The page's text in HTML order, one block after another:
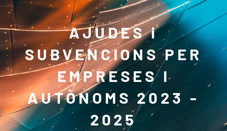
AJUDES i
SUBVENCIONS PER
EMPRESES I
AUTÒNOMS 2023 -
2025